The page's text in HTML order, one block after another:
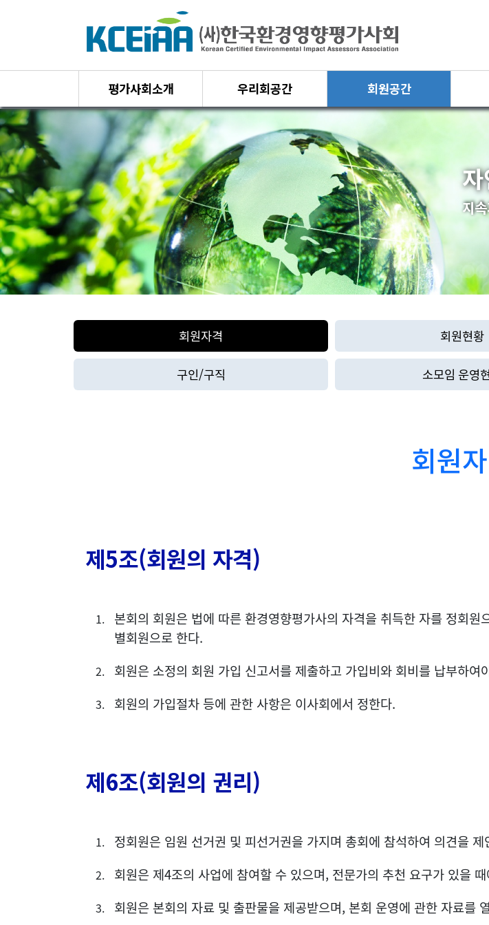
평가사회소개 우리회공간 회원공간
지
회원자격 회원현황
구인/구직 소모임 운영
회원
제5조(회원의 자격)
본회의 회원은 법에 따른 환경영향평가사의 자격을 취득한 자를 정회
별회원으로 한다.
회원은 소정의 회원 가입 신고서를 제출하고 가입비와 회비를 납부하
회원의 가입절차 등에 관한 사항은 이사회에서 정한다.
제6조(회원의 권리)
정회원은 임원 선거권 및 피선거권을 가지며 총회에 참석하여 의견을
회원은 제4조의 사업에 참여할 수 있으며, 전문가의 추천 요구가 있을
회원은 본회의 자료 및 출판물을 제공받으며, 본회 운영에 관한 자료를